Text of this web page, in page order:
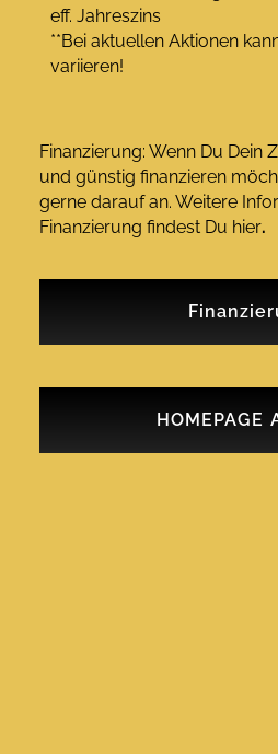
eff. Jahreszins
**Bei aktuellen Aktionen
variieren!
Finanzierung: Wenn Du Dein
und günstig finanzieren
gerne darauf an. Weitere
Finanzierung findest Du hier.
HOMEPAGE